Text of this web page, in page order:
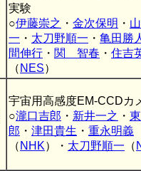
実験
○伊藤崇之 ・ 金次保明 ・
一 ・ 太刀野順一 ・ 亀田勝
間伸行 ・ 関 智春 ・ 住吉
（ NES）
宇宙用高感度EM-CCDカ
○瀧口吉郎 ・ 新井一之 ・
郎 ・ 津田貴生 ・ 重永明義
（ NHK）・ 太刀野順一 （